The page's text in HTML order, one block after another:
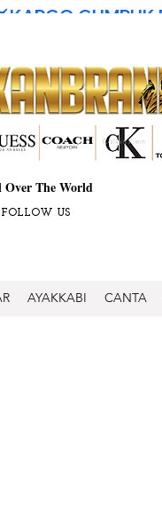
Over The World
FOLLOW US
AYAKKABI CANTA